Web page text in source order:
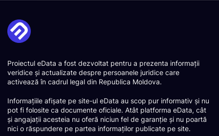
Proiectul eData a fost dezvoltat pentru a prezenta informații
veridice și actualizate despre persoanele juridice care
activează în cadrul legal din Republica Moldova.
Informațiile afișate pe site-ul eData au scop pur informativ și nu
pot fi folosite ca documente oficiale. Atât platforma eData, cât
și angajații acesteia nu oferă niciun fel de garanție și nu poartă
nici o răspundere pe partea informaților publicate pe site.